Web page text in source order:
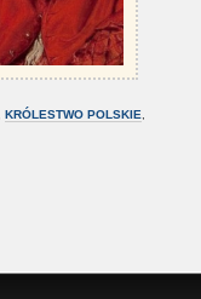
KRÓLESTWO POLSKIE